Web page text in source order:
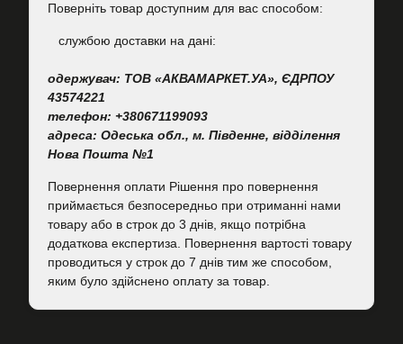
Поверніть товар доступним для вас способом:
cлужбою доставки на дані:
одержувач: ТОВ «АКВАМАРКЕТ.УА», ЄДРПОУ
43574221
телефон: +380671199093
адреса: Одеська обл., м. Південне, відділення
Нова Пошта №1
Повернення оплати Рішення про повернення
приймається безпосередньо при отриманні нами
товару або в строк до 3 днів, якщо потрібна
додаткова експертиза. Повернення вартості товару
проводиться у строк до 7 днів тим же способом,
яким було здійснено оплату за товар.